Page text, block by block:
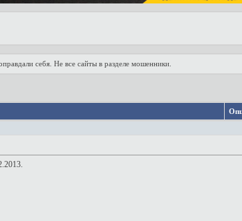
себя. Не все сайты в разделе мошенники.